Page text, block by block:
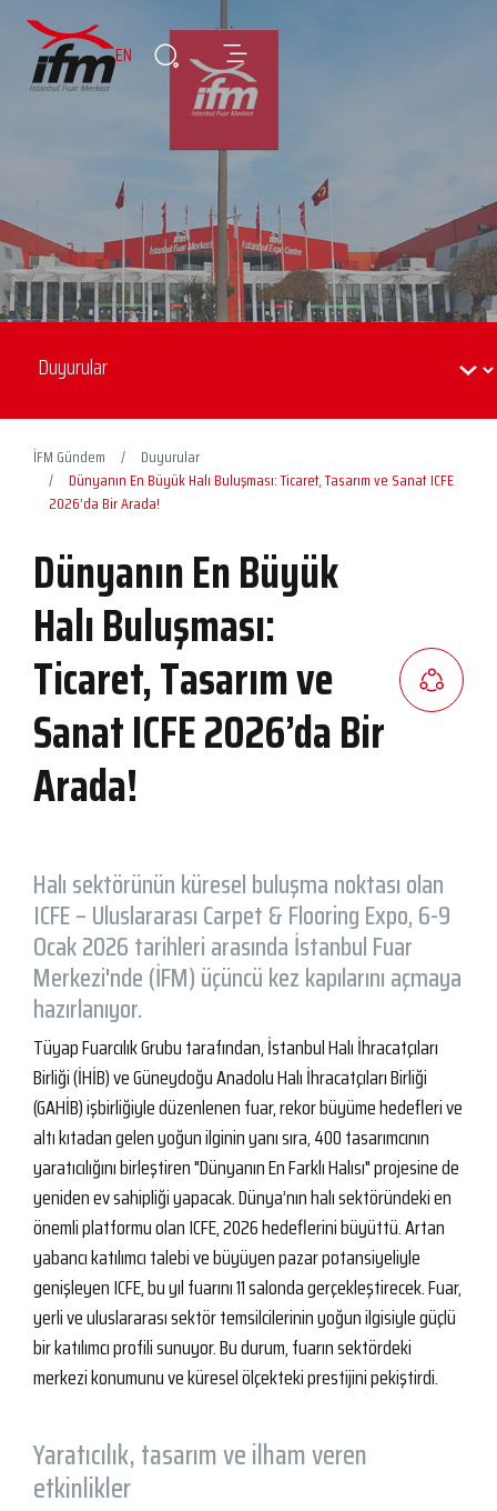
EN
İFM Gündem
Duyurular
Dünyanın En Büyük Halı Buluşması: Ticaret, Tasarım ve Sanat ICFE
2026’da Bir Arada!
Dünyanın En Büyük
Halı Buluşması:
Ticaret, Tasarım ve
Sanat ICFE 2026’da Bir
Arada!
Halı sektörünün küresel buluşma noktası olan
ICFE – Uluslararası Carpet & Flooring Expo, 6-9
Ocak 2026 tarihleri arasında İstanbul Fuar
Merkezi'nde (İFM) üçüncü kez kapılarını açmaya
hazırlanıyor.
Tüyap Fuarcılık Grubu tarafından, İstanbul Halı İhracatçıları
Birliği (İHİB) ve Güneydoğu Anadolu Halı İhracatçıları Birliği
(GAHİB) işbirliğiyle düzenlenen fuar, rekor büyüme hedefleri ve
altı kıtadan gelen yoğun ilginin yanı sıra, 400 tasarımcının
yaratıcılığını birleştiren "Dünyanın En Farklı Halısı" projesine de
yeniden ev sahipliği yapacak. Dünya’nın halı sektöründeki en
önemli platformu olan ICFE, 2026 hedeflerini büyüttü. Artan
yabancı katılımcı talebi ve büyüyen pazar potansiyeliyle
genişleyen ICFE, bu yıl fuarını 11 salonda gerçekleştirecek. Fuar,
yerli ve uluslararası sektör temsilcilerinin yoğun ilgisiyle güçlü
bir katılımcı profili sunuyor. Bu durum, fuarın sektördeki
merkezi konumunu ve küresel ölçekteki prestijini pekiştirdi.
Yaratıcılık, tasarım ve ilham veren
etkinlikler